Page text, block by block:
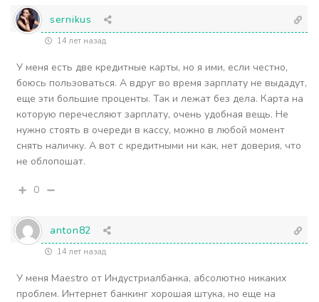
sernikus
14 лет назад
У меня есть две кредитные карты, но я ими, если честно,
боюсь пользоваться. А вдруг во время зарплату не выдадут,
еще эти большие проценты. Так и лежат без дела. Карта на
которую перечесляют зарплату, очень удобная вещь. Не
нужно стоять в очереди в кассу, можно в любой момент
снять наличку. А вот с кредитными ни как, нет доверия, что
не облопошат.
0
anton82
14 лет назад
У меня Maestro от Индустриалбанка, абсолютно никаких
проблем. Интернет банкинг хорошая штука, но еще на